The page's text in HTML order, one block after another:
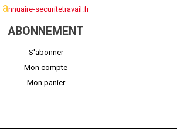
annuaire-securitetravail.fr
ABONNEMENT
S'abonner
Mon compte
Mon panier